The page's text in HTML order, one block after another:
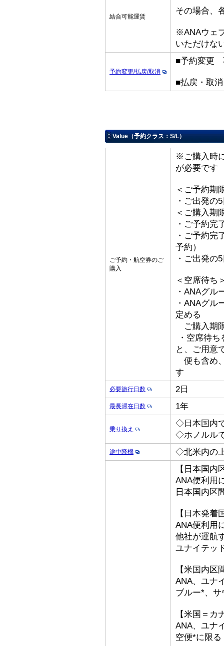
結合可能運賃
その場合、
※ANAウェ
いただけな
予約変更/払戻/取消
■予約変更
■払戻・取
Value（予約クラス：S/L）
ご予約・航空券のご
購入
※ご購入時
が必要です
＜ご予約期
・ご出発の
＜ご購入期
・ご予約完
・ご予約完
予約）
・ご出発の
＜空席待ち
・ANAグル
・ANAグル
定める
ご購入期
・空席待
と、ご用意
便も含め
す
必要旅行日数 2日
最長滞在日数 1年
乗り換え
◇日本国内
◇ホノルル
途中降機 ◇北米内の
【日本国内
ANA便利用
日本国内区
【日本発着
ANA便利用
他社が運航
ユナイテッ
【米国内区
ANA、ユナ
ブルー*、
【米国＝カ
ANA、ユナ
空便*に限る